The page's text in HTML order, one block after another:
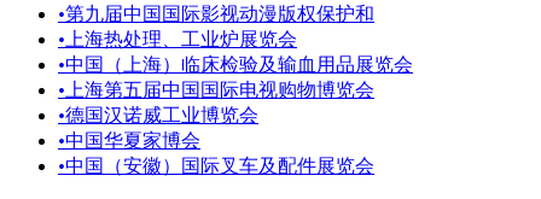
•第九届中国国际影视动漫版权保护和
• 上海热处理、工业炉展览会
•中国（上海）临床检验及输血用品展览会
• 上海第五届中国国际电视购物博览会
•德国汉诺威工业博览会
•中国华夏家博会
•中国（安徽）国际叉车及配件展览会